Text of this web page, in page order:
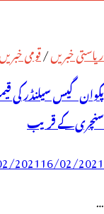
ریاستی خبریں/قومی
سنچری کے قریب
202116/02/2021
…